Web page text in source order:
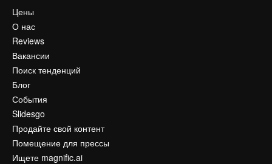
Цены
О нас
Reviews
Вакансии
Поиск тенденций
Блог
События
Slidesgo
Продайте свой контент
Помещение для прессы
Ищете magnific.ai